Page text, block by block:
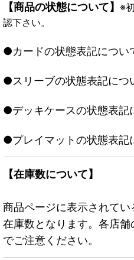
【商品の状態について】 ※
認下さい。
●カードの状態表記につい
●スリーブの状態表記につ
●デッキケースの状態表記
●プレイマットの状態表記
【在庫数について】
商品ページに表示されて
在庫数となります。各店
でご注意ください。